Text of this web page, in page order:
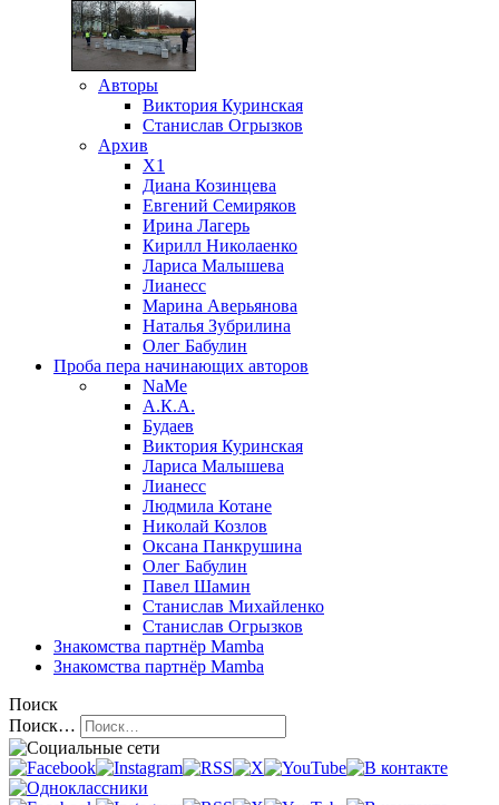
Авторы
Виктория Куринская
Станислав Огрызков
Архив
X1
Диана Козинцева
Евгений Семиряков
Ирина Лагерь
Кирилл Николаенко
Лариса Малышева
Лианесс
Марина Аверьянова
Наталья Зубрилина
Олег Бабулин
Проба пера начинающих авторов
NaMe
А.К.А.
Будаев
Виктория Куринская
Лариса Малышева
Лианесс
Людмила Котане
Николай Козлов
Оксана Панкрушина
Олег Бабулин
Павел Шамин
Станислав Михайленко
Станислав Огрызков
Знакомства партнёр Mamba
Знакомства партнёр Mamba
Поиск
Поиск…